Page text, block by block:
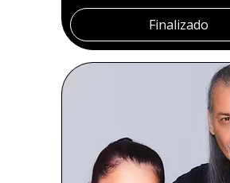
Finalizado